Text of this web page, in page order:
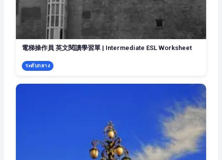
電梯操作員 英文閱讀學習單 | Intermediate ESL Worksheet
ระดับกลาง